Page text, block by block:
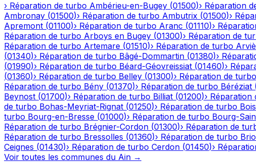
› Réparation de turbo Ambérieu-en-Bugey (01500)› Réparation
Ambronay (01500)› Réparation de turbo Ambutrix (01500)›
Apremont (01100)› Réparation de turbo Aranc (01110)›
Réparation de turbo Arboys en Bugey (01300)› Réparation de
Réparation de turbo Artemare (01510)› Réparation de turbo
(01340)› Réparation de turbo Bâgé-Dommartin (01380)›
(01990)› Réparation de turbo Béard-Géovreissiat (01460)›
(01360)› Réparation de turbo Belley (01300)› Réparation de turbo
Réparation de turbo Bény (01370)› Réparation de turbo Béréziat
Beynost (01700)› Réparation de turbo Billiat (01200)› Réparation
de turbo Bohas-Meyriat-Rignat (01250)› Réparation de turbo
turbo Bourg-en-Bresse (01000)› Réparation de turbo Bourg-
Réparation de turbo Brégnier-Cordon (01300)› Réparation de
Réparation de turbo Bressolles (01360)› Réparation de turbo
Ceignes (01430)› Réparation de turbo Cerdon (01450)›
Voir toutes les communes du Ain →